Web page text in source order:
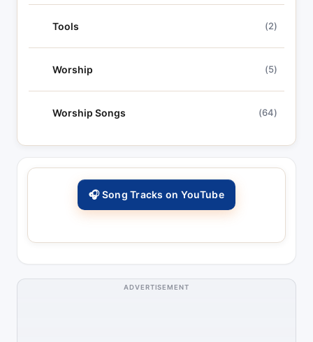
Tools (2)
Worship (5)
Worship Songs (64)
🎧 Song Tracks on YouTube
ADVERTISEMENT